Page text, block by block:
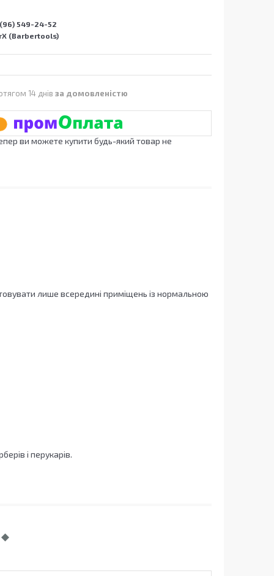
549-24-52
(Barbertools)
14 днів за домовленістю
ви можете купити будь-який товар не
лише всередині приміщень із нормальною
і перукарів.